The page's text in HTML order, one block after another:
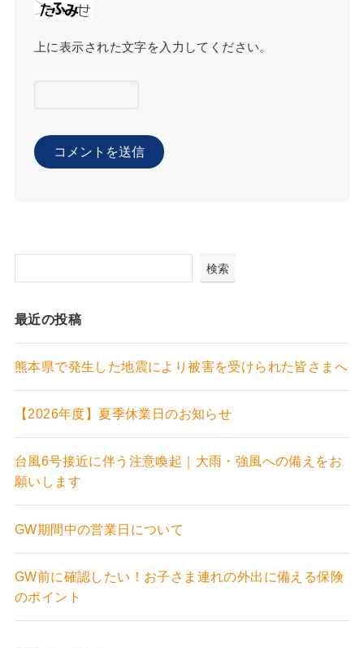
上に表示された文字を入力してください。
検索
最近の投稿
熊本県で発生した地震により被害を受けられた皆さまへ
【2026年度】夏季休業日のお知らせ
台風6号接近に伴う注意喚起｜大雨・強風への備えをお
願いします
GW期間中の営業日について
GW前に確認したい！お子さま連れの外出に備える保険
のポイント